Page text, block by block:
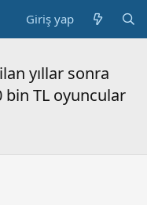
Giriş yap
yıllar sonra
bin TL oyuncular